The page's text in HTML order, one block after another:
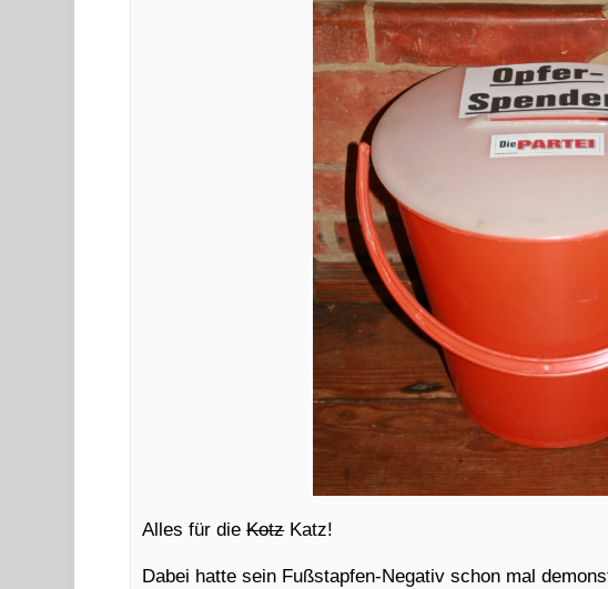
Alles für dieKotzKatz!
Dabei hatte sein Fußstapfen-Negativ schon mal